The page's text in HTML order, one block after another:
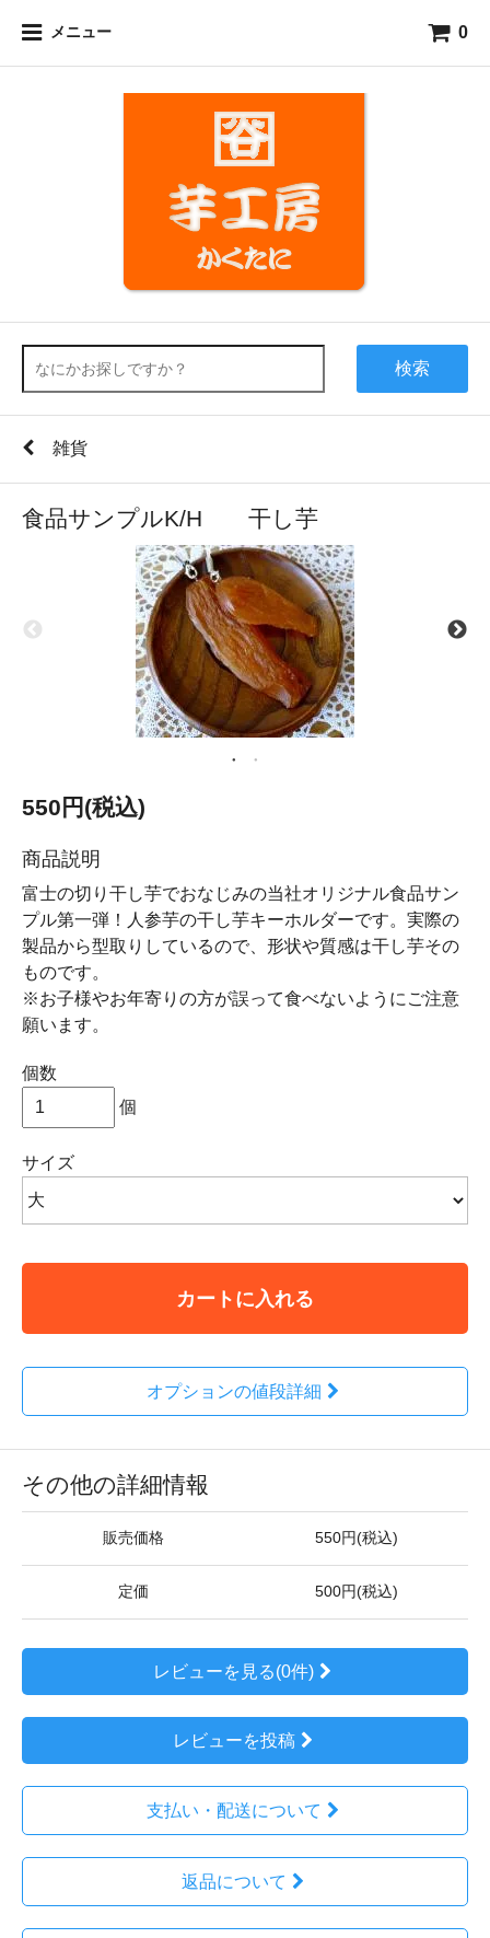
メニュー 0
検索
雑貨
食品サンプルK/H 干し芋
550円(税込)
商品説明
富士の切り干し芋でおなじみの当社オリジナル食品サン
プル第一弾！人参芋の干し芋キーホルダーです。実際の
製品から型取りしているので、形状や質感は干し芋その
ものです。
※お子様やお年寄りの方が誤って食べないようにご注意
願います。
個数
個
サイズ
カートに入れる
オプションの値段詳細
その他の詳細情報
販売価格 550円(税込)
定価 500円(税込)
レビューを見る(0件)
レビューを投稿
支払い・配送について
返品について